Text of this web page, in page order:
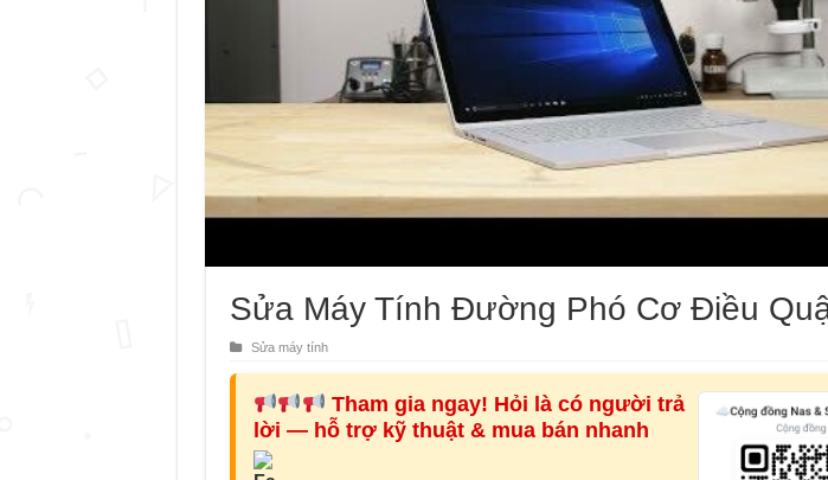
Sửa Máy Tính Đường Phó Cơ Điều
Sửa máy tính
Tham gia ngay! Hỏi là có người trả
lời — hỗ trợ kỹ thuật & mua bán nhanh